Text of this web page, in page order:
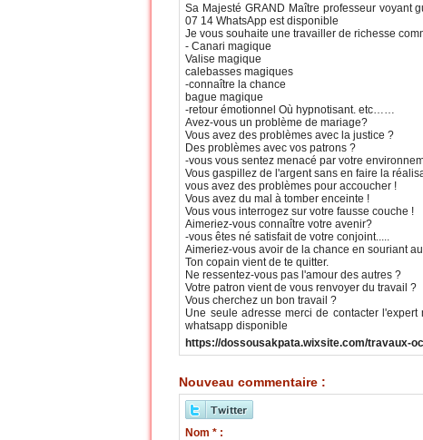
Sa Majesté GRAND Maître professeur voyant
07 14 WhatsApp est disponible
Je vous souhaite une travailler de richesse
- Canari magique
Valise magique
calebasses magiques
-connaître la chance
bague magique
-retour émotionnel Où hypnotisant. etc……
Avez-vous un problème de mariage?
Vous avez des problèmes avec la justice ?
Des problèmes avec vos patrons ?
-vous vous sentez menacé par votre
Vous gaspillez de l'argent sans en faire la
vous avez des problèmes pour accoucher !
Vous avez du mal à tomber enceinte !
Vous vous interrogez sur votre fausse couche !
Aimeriez-vous connaître votre avenir?
-vous êtes né satisfait de votre conjoint.....
Aimeriez-vous avoir de la chance en souriant
Ton copain vient de te quitter.
Ne ressentez-vous pas l'amour des autres ?
Votre patron vient de vous renvoyer du travail ?
Vous cherchez un bon travail ?
Une seule adresse merci de contacter
whatsapp disponible
https://dossousakpata.wixsite.com/travaux-
Nouveau commentaire :
Nom * :